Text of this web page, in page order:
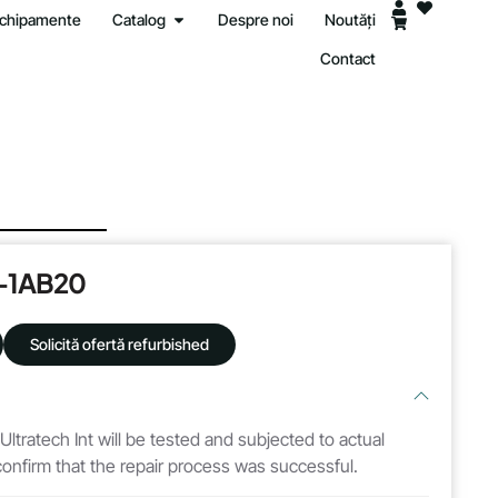
Catalog Despre noi Noutăți
Contact
1AB20
Solicită ofertă refurbished
Int will be tested and subjected to actual
that the repair process was successful.